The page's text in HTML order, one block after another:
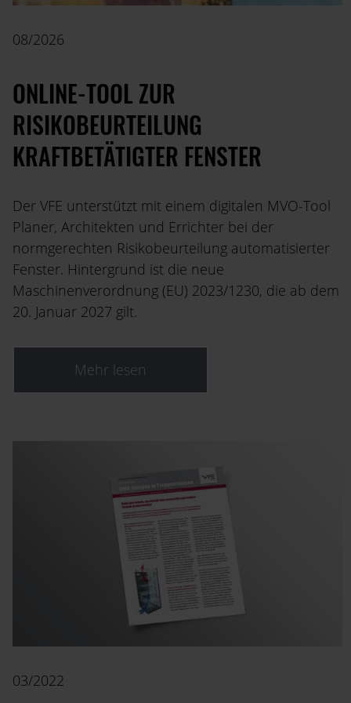
08/2026
ONLINE-TOOL ZUR
RISIKOBEURTEILUNG
KRAFTBETÄTIGTER FENSTER
Der VFE unterstützt mit einem digitalen MVO-Tool
Planer, Architekten und Errichter bei der
normgerechten Risikobeurteilung automatisierter
Fenster. Hintergrund ist die neue
Maschinenverordnung (EU) 2023/1230, die ab dem
20. Januar 2027 gilt.
Mehr lesen
03/2022